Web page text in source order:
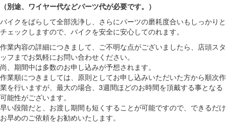
（別途、ワイヤー代などパーツ代が必要です。）
バイクをばらして全部洗浄し、さらにパーツの磨耗度合いもしっかりと
チェックしますので、バイクを安全に安心してのれます。
作業内容の詳細につきまして、ご不明な点がございましたら、店頭スタ
ッフまでお気軽にお問い合わせください。
尚、期間中は多数のお申し込みが予想されます。
作業順につきましては、原則としてお申し込みいただいた方から順次作
業を行いますが、最大の場合、3週間ほどのお時間を頂戴する事となる
可能性がございます。
早い段階だと、お渡し期間も短くすることが可能ですので、できるだけ
お早めのご依頼をお勧めいたします。